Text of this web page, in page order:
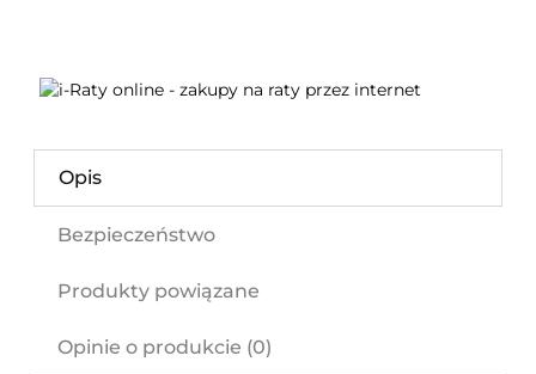
Opis
Bezpieczeństwo
Produkty powiązane
Opinie o produkcie (0)